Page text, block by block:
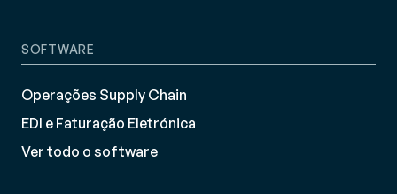
SOFTWARE
Operações Supply Chain
EDI e Faturação Eletrónica
Ver todo o software